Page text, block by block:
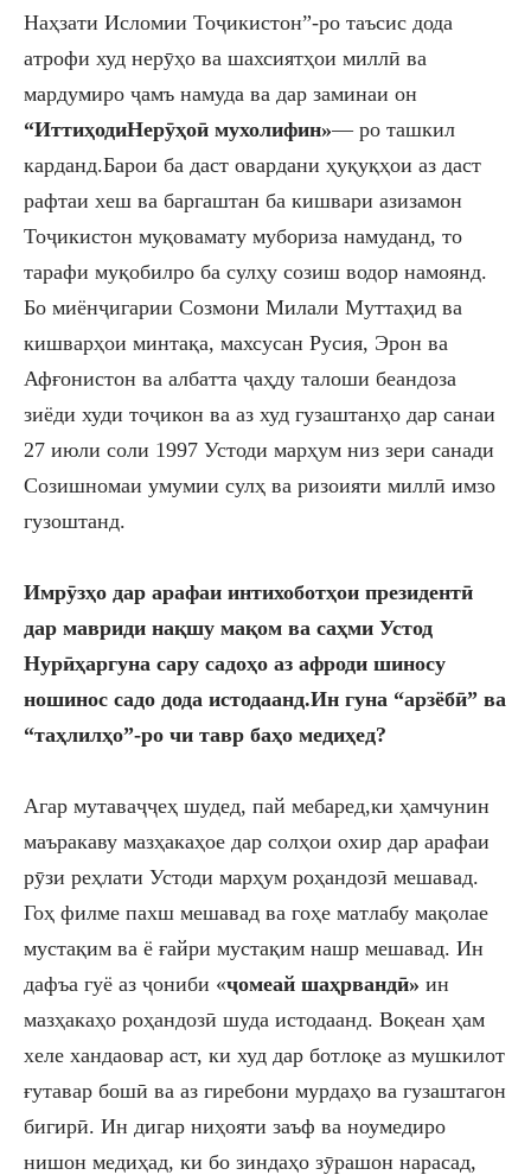
Наҳзати Исломии Тоҷикистон”-ро таъсис дода
атрофи худ нерӯҳо ва шахсиятҳои миллӣ ва
мардумиро ҷамъ намуда ва дар заминаи он
“ИттиҳодиНерӯҳоӣ мухолифин»— ро ташкил
карданд.Барои ба даст овардани ҳуқуқҳои аз даст
рафтаи хеш ва баргаштан ба кишвари азизамон
Тоҷикистон муқовамату мубориза намуданд, то
тарафи муқобилро ба сулҳу созиш водор намоянд.
Бо миёнҷигарии Созмони Милали Муттаҳид ва
кишварҳои минтақа, махсусан Русия, Эрон ва
Афғонистон ва албатта ҷаҳду талоши беандоза
зиёди худи тоҷикон ва аз худ гузаштанҳо дар санаи
27 июли соли 1997 Устоди марҳум низ зери санади
Созишномаи умумии сулҳ ва ризоияти миллӣ имзо
гузоштанд.
Имрӯзҳо дар арафаи интихоботҳои президентӣ
дар мавриди нақшу мақом ва саҳми Устод
Нурӣҳаргуна сару садоҳо аз афроди шиносу
ношинос садо дода истодаанд.Ин гуна “арзёбӣ” ва
“таҳлилҳо”-ро чи тавр баҳо медиҳед?
Агар мутаваҷҷеҳ шудед, пай мебаред,ки ҳамчунин
маъракаву мазҳакаҳое дар солҳои охир дар арафаи
рӯзи реҳлати Устоди марҳум роҳандозӣ мешавад.
Гоҳ филме пахш мешавад ва гоҳе матлабу мақолае
мустақим ва ё ғайри мустақим нашр мешавад. Ин
дафъа гуё аз ҷониби «ҷомеай шаҳрвандӣ» ин
мазҳакаҳо роҳандозӣ шуда истодаанд. Воқеан ҳам
хеле хандаовар аст, ки худ дар ботлоқе аз мушкилот
ғутавар бошӣ ва аз гиребони мурдаҳо ва гузаштагон
бигирӣ. Ин дигар ниҳояти заъф ва ноумедиро
нишон медиҳад, ки бо зиндаҳо зӯрашон нарасад,